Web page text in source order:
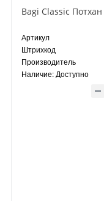
Артикул
Штрихкод
Производитель
Наличие: Доступно